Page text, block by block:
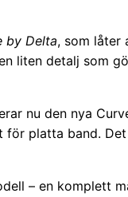
by Delta, som låter
liten detalj som
nu den nya
för platta band.
– en komplett